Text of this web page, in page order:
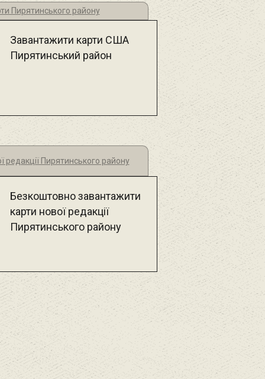
Пирятинського району
Завантажити карти США
Пирятинський район
редакції Пирятинського району
Безкоштовно завантажити
карти нової редакції
Пирятинського району